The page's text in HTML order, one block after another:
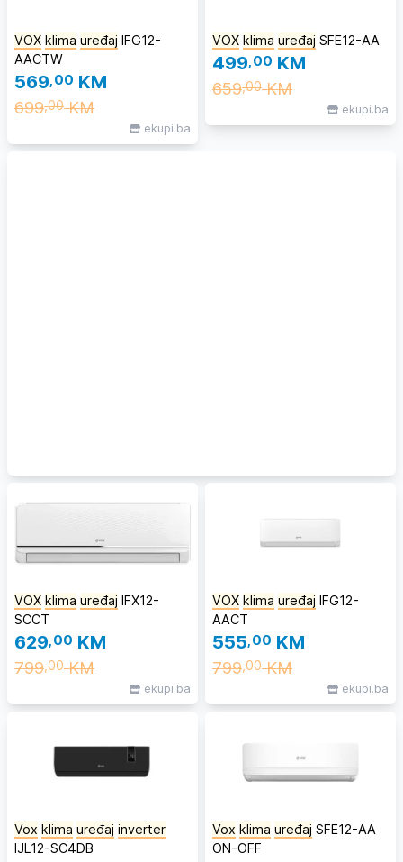
VOX klima uređaj IFG12-
AACTW
569,00 KM
699,00KM
ekupi.ba
VOX klima uređaj SFE12-AA
499,00 KM
659,00KM
ekupi.ba
VOX klima uređaj IFX12-
SCCT
629,00 KM
799,00KM
ekupi.ba
VOX klima uređaj IFG12-
AACT
555,00 KM
799,00KM
ekupi.ba
Vox klima uređaj inverter
IJL12-SC4DB
Vox klima uređaj SFE12-AA
ON-OFF